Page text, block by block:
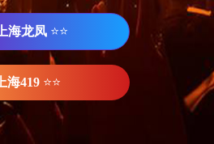
上海龙凤 ⭐⭐
上海419 ⭐⭐